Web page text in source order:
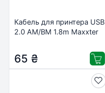
Кабель для принтера USB
2.0 AM/BM 1.8m Maxxter
65 ₴